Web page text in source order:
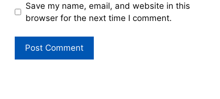
Save my name, email, and website in this
browser for the next time I comment.